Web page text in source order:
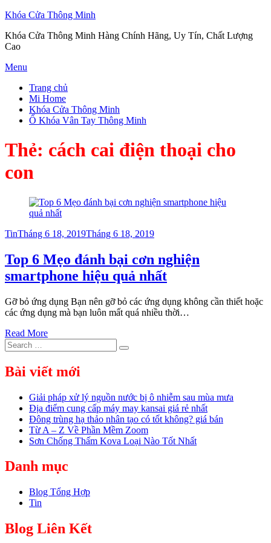
Khóa Cửa Thông Minh
Khóa Cửa Thông Minh Hàng Chính Hãng, Uy Tín, Chất Lượng
Cao
Skip
content
Menu
Trang chủ
Mi Home
Khóa Cửa Thông Minh
Ổ Khóa Vân Tay Thông Minh
Thẻ: cách cai điện thoại cho
con
TinPosted
Tháng 6 18, 2019Tháng 6 18, 2019
Top 6 Mẹo đánh bại cơn nghiện
smartphone hiệu quả nhất
Gỡ bỏ ứng dụng Bạn nên gỡ bỏ các ứng dụng không cần thiết hoặc
các ứng dụng mà bạn luôn mất quá nhiều thời…
Read More
Search
for:
Search
Bài viết mới
Giải pháp xử lý nguồn nước bị ô nhiễm sau mùa mưa
Địa điểm cung cấp máy may kansai giá rẻ nhất
Đông trùng hạ thảo nhân tạo có tốt không? giá bán
Từ A – Z Về Phần Mềm Zoom
Sơn Chống Thấm Kova Loại Nào Tốt Nhất
Danh mục
Blog Tổng Hợp
Tin
Blog Liên Kết